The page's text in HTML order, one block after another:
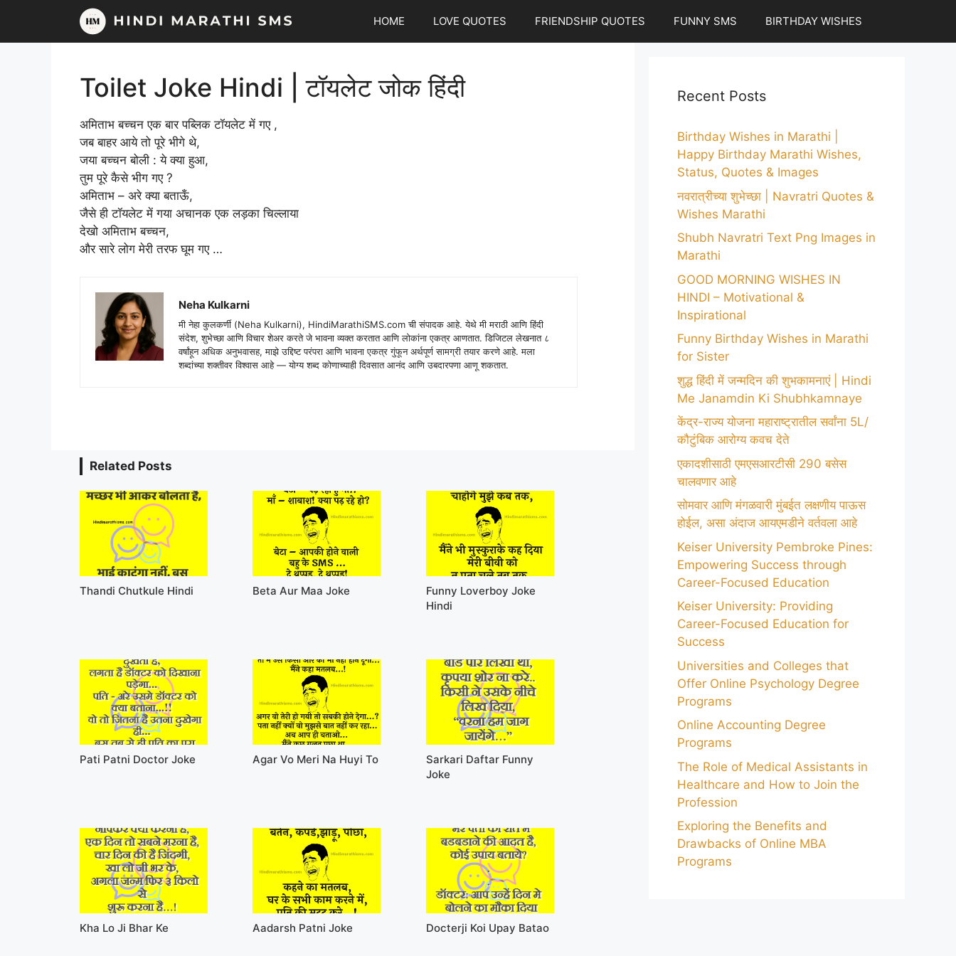
content
HOME LOVE QUOTES FRIENDSHIP QUOTES FUNNY SMS BIRTHDAY WISHES
Toilet Joke Hindi | टॉयलेट जोक हिंदी
अमिताभ बच्चन एक बार पब्लिक टॉयलेट में गए ,
जब बाहर आये तो पूरे भीगे थे,
जया बच्चन बोली : ये क्या हुआ,
तुम पूरे कैसे भीग गए ?
अमिताभ – अरे क्या बताऊँ,
जैसे ही टॉयलेट में गया अचानक एक लड़का चिल्लाया
देखो अमिताभ बच्चन,
और सारे लोग मेरी तरफ घूम गए …
Neha Kulkarni
मी नेहा कुलकर्णी (Neha Kulkarni), HindiMarathiSMS.com ची संपादक आहे. येथे मी मराठी आणि हिंदी
संदेश, शुभेच्छा आणि विचार शेअर करते जे भावना व्यक्त करतात आणि लोकांना एकत्र आणतात. डिजिटल लेखनात ८
वर्षांहून अधिक अनुभवासह, माझे उद्दिष्ट परंपरा आणि भावना एकत्र गुंफून अर्थपूर्ण सामग्री तयार करणे आहे. मला
शब्दांच्या शक्तीवर विश्वास आहे — योग्य शब्द कोणाच्याही दिवसात आनंद आणि उबदारपणा आणू शकतात.
Related Posts
Thandi Chutkule Hindi Beta Aur Maa Joke
Funny Loverboy Joke
Hindi
Pati Patni Doctor Joke Agar Vo Meri Na Huyi To
Sarkari Daftar Funny
Joke
Kha Lo Ji Bhar Ke Aadarsh Patni Joke Docterji Koi Upay Batao
Recent Posts
Birthday Wishes in Marathi |
Happy Birthday Marathi Wishes,
Status, Quotes & Images
नवरात्रीच्या शुभेच्छा | Navratri Quotes &
Wishes Marathi
Shubh Navratri Text Png Images in
Marathi
GOOD MORNING WISHES IN
HINDI – Motivational &
Inspirational
Funny Birthday Wishes in Marathi
for Sister
शुद्ध हिंदी में जन्मदिन की शुभकामनाएं | Hindi
Me Janamdin Ki Shubhkamnaye
केंद्र-राज्य योजना महाराष्ट्रातील सर्वांना 5L/
कौटुंबिक आरोग्य कवच देते
एकादशीसाठी एमएसआरटीसी 290 बसेस
चालवणार आहे
सोमवार आणि मंगळवारी मुंबईत लक्षणीय पाऊस
होईल, असा अंदाज आयएमडीने वर्तवला आहे
Keiser University Pembroke Pines:
Empowering Success through
Career-Focused Education
Keiser University: Providing
Career-Focused Education for
Success
Universities and Colleges that
Offer Online Psychology Degree
Programs
Online Accounting Degree
Programs
The Role of Medical Assistants in
Healthcare and How to Join the
Profession
Exploring the Benefits and
Drawbacks of Online MBA
Programs